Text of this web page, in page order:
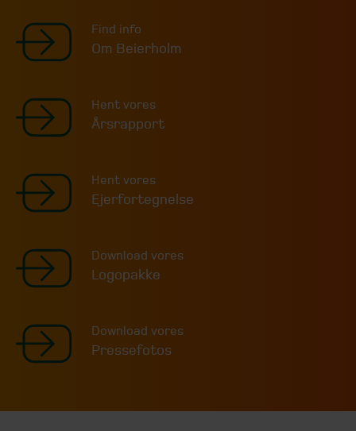
Find info
Om Beierholm
Hent vores
Årsrapport
Hent vores
Ejerfortegnelse
Download vores
Logopakke
Download vores
Pressefotos